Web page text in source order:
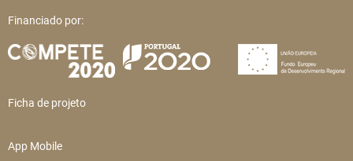
Financiado por:
Ficha de projeto
App Mobile